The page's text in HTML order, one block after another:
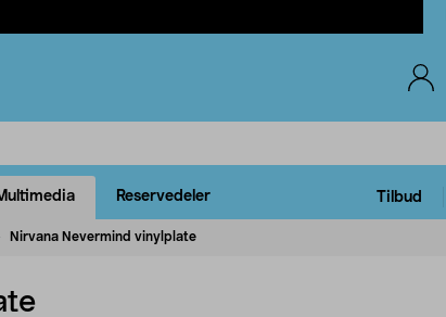
Reservedeler Tilbud
Nirvana Nevermind vinylplate